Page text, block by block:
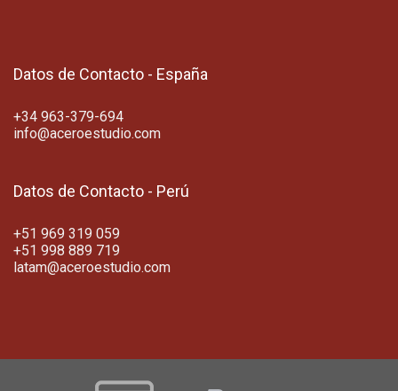
Datos de Contacto - España
+34 963-379-694
info@aceroestudio.com
Datos de Contacto - Perú
+51 969 319 059
+51 998 889 719
latam@aceroestudio.com